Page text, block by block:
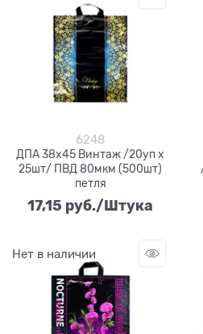
6248
ДПА 38х45 Винтаж /20уп х
25шт/ ПВД 80мкм (500шт)
петля
17,15 руб./Штука
Нет в наличии